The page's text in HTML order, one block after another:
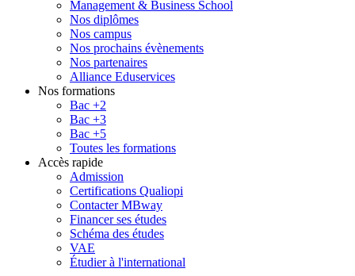
Management & Business School
Nos diplômes
Nos campus
Nos prochains évènements
Nos partenaires
Alliance Eduservices
Nos formations
Bac +2
Bac +3
Bac +5
Toutes les formations
Accès rapide
Admission
Certifications Qualiopi
Contacter MBway
Financer ses études
Schéma des études
VAE
Étudier à l'international